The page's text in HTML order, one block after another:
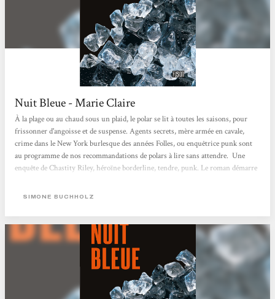
Nuit Bleue - Marie Claire
À la plage ou au chaud sous un plaid, le polar se lit à toutes les saisons, pour
frissonner d'angoisse et de suspense. Agents secrets, mère armée en cavale,
crime dans le New York burlesque des années Folles, ou enquêtrice punk sont
au programme de nos recommandations de polars à lire sans attendre. Une
enquête de Chastity Riley, héroïne borderline, tendre, punk. Le roman démarre
week end, n’importe quoi… une idée complètement débile…partir seule à la
SIMONE BUCHHOLZ